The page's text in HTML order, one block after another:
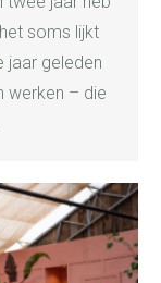
soms lijkt
jaar geleden
werken – die